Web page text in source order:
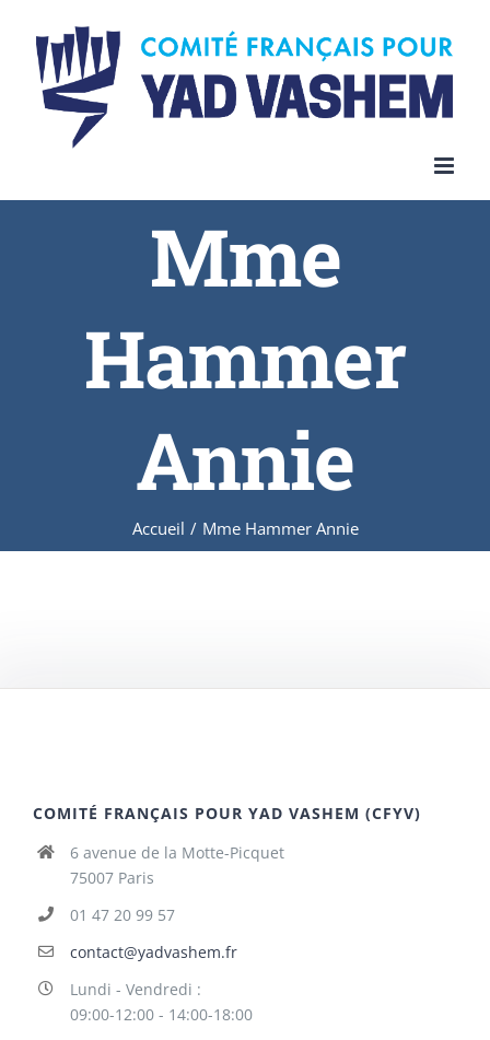
content
Mme
Hammer
Annie
Accueil / Mme Hammer Annie
COMITÉ FRANÇAIS POUR YAD VASHEM (CFYV)
6 avenue de la Motte-Picquet
75007 Paris
01 47 20 99 57
contact@yadvashem.fr
Lundi - Vendredi :
09:00-12:00 - 14:00-18:00